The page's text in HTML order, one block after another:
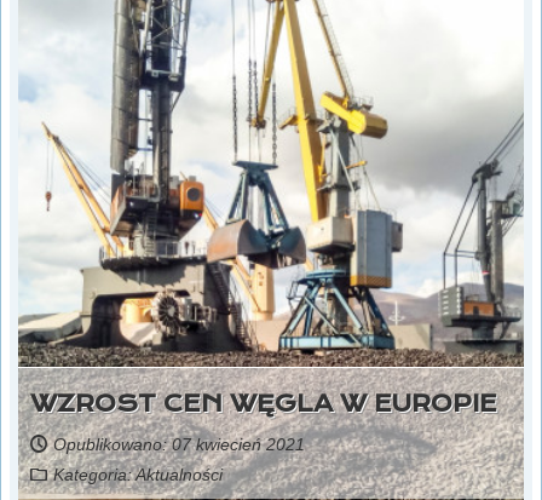
WZROST CEN WĘGLA W EUROPIE
Opublikowano: 07 kwiecień 2021
Kategoria:Aktualności